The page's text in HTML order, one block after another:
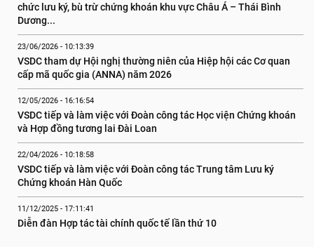
chức lưu ký, bù trừ chứng khoán khu vực Châu Á – Thái Bình
Dương...
23/06/2026 - 10:13:39
VSDC tham dự Hội nghị thường niên của Hiệp hội các Cơ quan
cấp mã quốc gia (ANNA) năm 2026
12/05/2026 - 16:16:54
VSDC tiếp và làm việc với Đoàn công tác Học viện Chứng khoán
và Hợp đồng tương lai Đài Loan
22/04/2026 - 10:18:58
VSDC tiếp và làm việc với Đoàn công tác Trung tâm Lưu ký
Chứng khoán Hàn Quốc
11/12/2025 - 17:11:41
Diễn đàn Hợp tác tài chính quốc tế lần thứ 10